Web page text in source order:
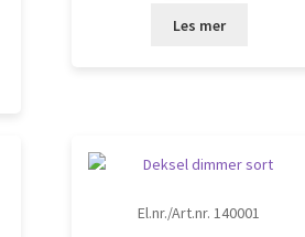
Les mer
El.nr./Art.nr. 140001